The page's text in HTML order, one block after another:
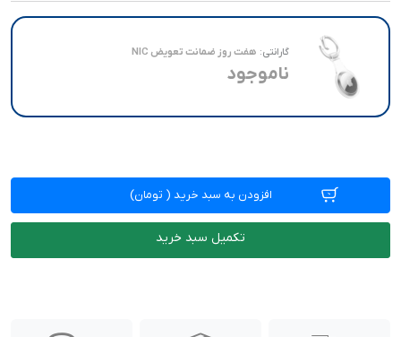
گارانتی: هفت روز ضمانت تعویض NIC
ناموجود
افزودن به سبد خرید ( تومان)
تکمیل سبد خرید